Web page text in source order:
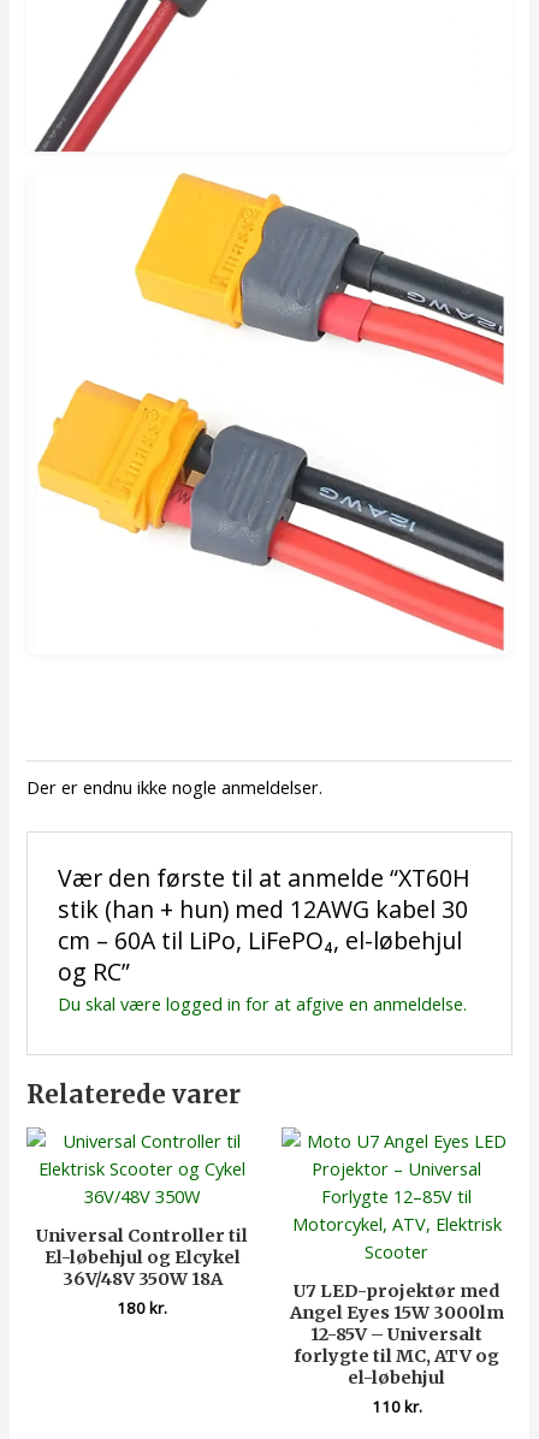
Der er endnu ikke nogle anmeldelser.
Vær den første til at anmelde “XT60H
stik (han + hun) med 12AWG kabel 30
cm – 60A til LiPo, LiFePO₄, el-løbehjul
og RC”
Du skal være logged in for at afgive en anmeldelse.
Relaterede varer
Universal Controller til
El-løbehjul og Elcykel
36V/48V 350W 18A
180kr.
U7 LED-projektør med
Angel Eyes 15W 3000lm
12-85V – Universalt
forlygte til MC, ATV og
el-løbehjul
110kr.